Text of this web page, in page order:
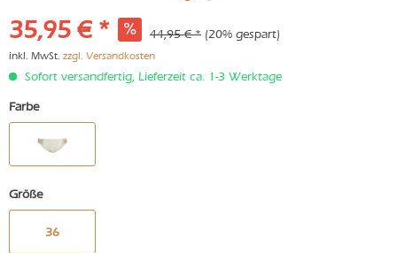
35,95 € * 44,95 € * (20% gespart)
inkl. MwSt. zzgl. Versandkosten
Sofort versandfertig, Lieferzeit ca. 1-3 Werktage
Farbe
Größe
36